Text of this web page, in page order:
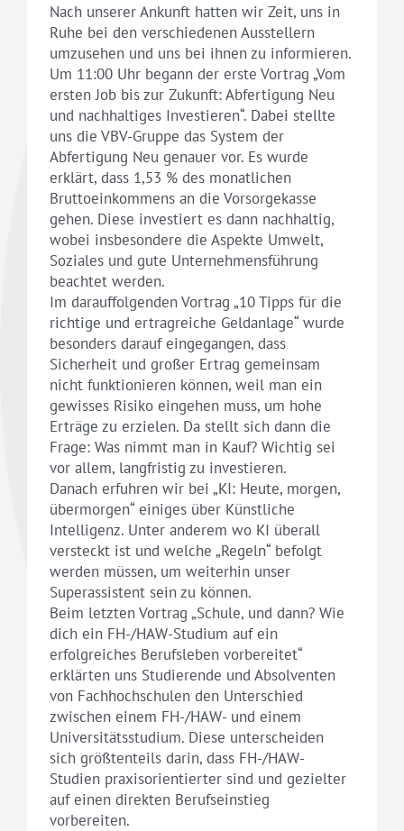
Nach unserer Ankunft hatten wir Zeit, uns in
Ruhe bei den verschiedenen Ausstellern
umzusehen und uns bei ihnen zu informieren.
Um 11:00 Uhr begann der erste Vortrag „Vom
ersten Job bis zur Zukunft: Abfertigung Neu
und nachhaltiges Investieren“. Dabei stellte
uns die VBV-Gruppe das System der
Abfertigung Neu genauer vor. Es wurde
erklärt, dass 1,53 % des monatlichen
Bruttoeinkommens an die Vorsorgekasse
gehen. Diese investiert es dann nachhaltig,
wobei insbesondere die Aspekte Umwelt,
Soziales und gute Unternehmensführung
beachtet werden.
Im darauffolgenden Vortrag „10 Tipps für die
richtige und ertragreiche Geldanlage“ wurde
besonders darauf eingegangen, dass
Sicherheit und großer Ertrag gemeinsam
nicht funktionieren können, weil man ein
gewisses Risiko eingehen muss, um hohe
Erträge zu erzielen. Da stellt sich dann die
Frage: Was nimmt man in Kauf? Wichtig sei
vor allem, langfristig zu investieren.
Danach erfuhren wir bei „KI: Heute, morgen,
übermorgen“ einiges über Künstliche
Intelligenz. Unter anderem wo KI überall
versteckt ist und welche „Regeln“ befolgt
werden müssen, um weiterhin unser
Superassistent sein zu können.
Beim letzten Vortrag „Schule, und dann? Wie
dich ein FH-/HAW-Studium auf ein
erfolgreiches Berufsleben vorbereitet“
erklärten uns Studierende und Absolventen
von Fachhochschulen den Unterschied
zwischen einem FH-/HAW- und einem
Universitätsstudium. Diese unterscheiden
sich größtenteils darin, dass FH-/HAW-
Studien praxisorientierter sind und gezielter
auf einen direkten Berufseinstieg
vorbereiten.